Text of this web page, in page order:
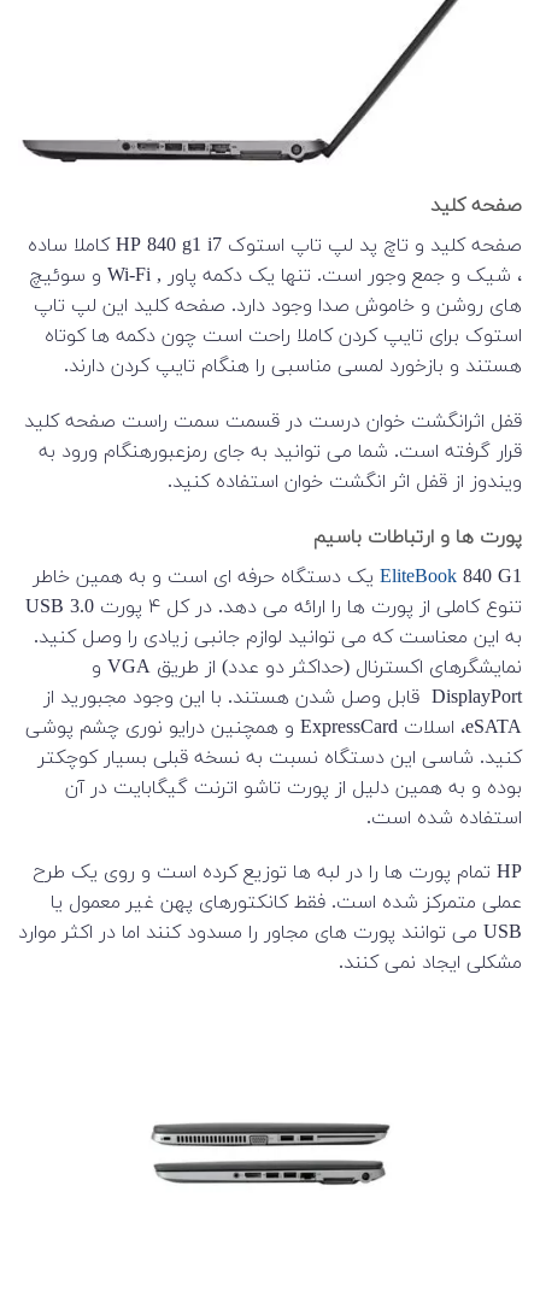
صفحه کلید
صفحه کلید و تاچ پد لپ تاپ استوک HP 840 g1 i7 کاملا ساده
، شیک و جمع وجور است. تنها یک دکمه پاور , Wi-Fi و سوئیچ
های روشن و خاموش صدا وجود دارد. صفحه کلید این لپ تاپ
استوک برای تایپ کردن کاملا راحت است چون دکمه ها کوتاه
هستند و بازخورد لمسی مناسبی را هنگام تایپ کردن دارند.
قفل اثرانگشت خوان درست در قسمت سمت راست صفحه کلید
قرار گرفته است. شما می توانید به جای رمزعبورهنگام ورود به
ویندوز از قفل اثر انگشت خوان استفاده کنید.
پورت ها و ارتباطات باسیم
EliteBook 840 G1 یک دستگاه حرفه ای است و به همین خاطر
تنوع کاملی از پورت ها را ارائه می دهد. در کل ۴ پورت USB 3.0
به این معناست که می توانید لوازم جانبی زیادی را وصل کنید.
نمایشگرهای اکسترنال (حداکثر دو عدد) از طریق VGA و
DisplayPort قابل وصل شدن هستند. با این وجود مجبورید از
eSATA، اسلات ExpressCard و همچنین درایو نوری چشم پوشی
کنید. شاسی این دستگاه نسبت به نسخه قبلی بسیار کوچکتر
بوده و به همین دلیل از پورت تاشو اترنت گیگابایت در آن
استفاده شده است.
HP تمام پورت ها را در لبه ها توزیع کرده است و روی یک طرح
عملی متمرکز شده است. فقط کانکتورهای پهن غیر معمول یا
USB می توانند پورت های مجاور را مسدود کنند اما در اکثر موارد
مشکلی ایجاد نمی کنند.